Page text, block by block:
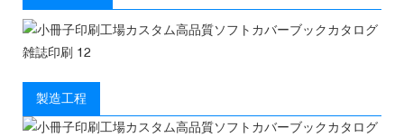
製造工程